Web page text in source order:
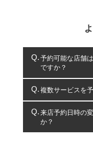
予約可能な店舗
ですか？
コクピット・タ
複数サービスを
複数サービスの
一部の商品・サービ
出来ないものもござ
来店予約日時の
か？